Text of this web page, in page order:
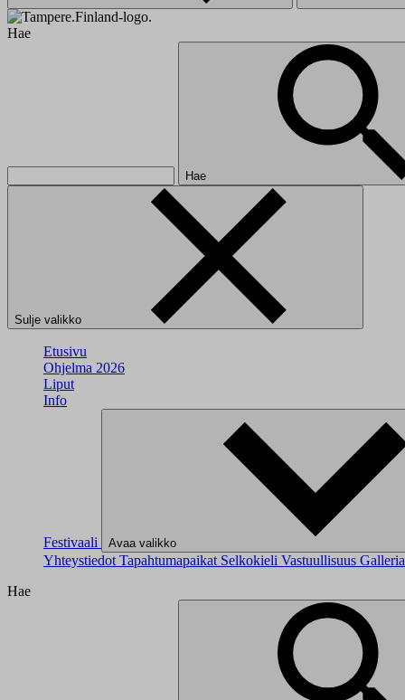
Hae
Hae
Sulje valikko
Etusivu
Ohjelma 2026
Liput
Info
Festivaali Avaa valikko
Yhteystiedot Tapahtumapaikat Selkokieli Vastuullisuus
Hae